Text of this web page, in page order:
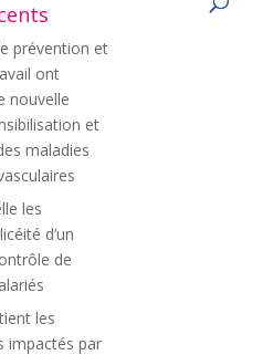
prévention et
ont
nouvelle
et
maladies
les
d’un
de
les
impactés par